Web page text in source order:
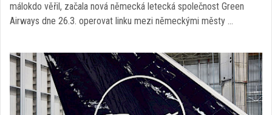
málokdo věřil, začala nová německá letecká společnost Green
Airways dne 26.3. operovat linku mezi německými městy …